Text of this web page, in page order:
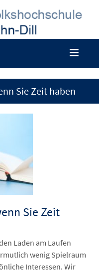
Sie Zeit haben
Sie Zeit
Laden am Laufen
wenig Spielraum
Interessen. Wir